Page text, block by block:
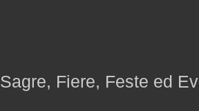
Sagre, Fiere, Feste ed